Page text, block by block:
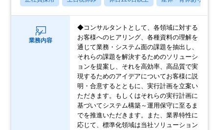
業務内容
◆コンサルタントとして、各領域に対する
お客様へのヒアリング、各種資料の理解を
通じて業務・システム面の課題を抽出し、
それらの課題を解決するためのソリューシ
ョンを提案し、それを高効率、高品質で実
現するためのアイデアについてお客様に説
明・合意するとともに、実行計画を立案い
ただきます。もしくはそれらの実行計画に
基づいてシステム構築～運用保守に至るま
でを推進いただきます。また、業界特性に
応じて、標準化領域は当社ソリューション